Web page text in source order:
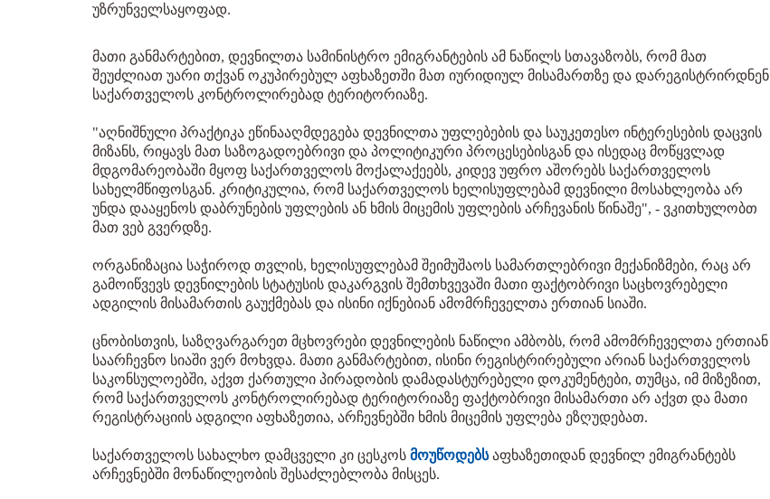
უზრუნველსაყოფად.
მათი განმარტებით, დევნილთა სამინისტრო ემიგრანტების ამ ნაწილს სთავაზობს, რომ მათ
შეუძლიათ უარი თქვან ოკუპირებულ აფხაზეთში მათ იურიდიულ მისამართზე და დარეგისტრირდნენ
საქართველოს კონტროლირებად ტერიტორიაზე.
"აღნიშნული პრაქტიკა ეწინააღმდეგება დევნილთა უფლებების და საუკეთესო ინტერესების დაცვის
მიზანს, რიყავს მათ საზოგადოებრივი და პოლიტიკური პროცესებისგან და ისედაც მოწყვლად
მდგომარეობაში მყოფ საქართველოს მოქალაქეებს, კიდევ უფრო აშორებს საქართველოს
სახელმწიფოსგან. კრიტიკულია, რომ საქართველოს ხელისუფლებამ დევნილი მოსახლეობა არ
უნდა დააყენოს დაბრუნების უფლების ან ხმის მიცემის უფლების არჩევანის წინაშე", - ვკითხულობთ
მათ ვებ გვერდზე.
ორგანიზაცია საჭიროდ თვლის, ხელისუფლებამ შეიმუშაოს სამართლებრივი მექანიზმები, რაც არ
გამოიწვევს დევნილების სტატუსის დაკარგვის შემთხვევაში მათი ფაქტობრივი საცხოვრებელი
ადგილის მისამართის გაუქმებას და ისინი იქნებიან ამომრჩეველთა ერთიან სიაში.
ცნობისთვის, საზღვარგარეთ მცხოვრები დევნილების ნაწილი ამბობს, რომ ამომრჩეველთა ერთიან
საარჩევნო სიაში ვერ მოხვდა. მათი განმარტებით, ისინი რეგისტრირებული არიან საქართველოს
საკონსულოებში, აქვთ ქართული პირადობის დამადასტურებელი დოკუმენტები, თუმცა, იმ მიზეზით,
რომ საქართველოს კონტროლირებად ტერიტორიაზე ფაქტობრივი მისამართი არ აქვთ და მათი
რეგისტრაციის ადგილი აფხაზეთია, არჩევნებში ხმის მიცემის უფლება ეზღუდებათ.
საქართველოს სახალხო დამცველი კი ცესკოს მოუწოდებსაფხაზეთიდან დევნილ ემიგრანტებს
არჩევნებში მონაწილეობის შესაძლებლობა მისცეს.